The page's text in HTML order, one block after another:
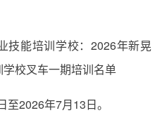
技能培训学校：2026年新晃
校叉车一期培训名单
2026年7月13日。